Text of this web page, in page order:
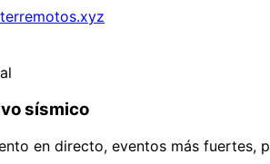
terremotos.xyz
sísmico
en directo, eventos más fuertes,